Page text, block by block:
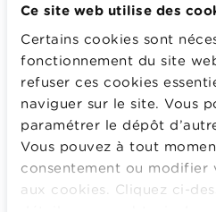
Ce site web utilise des
Certains cookies sont
fonctionnement du site
refuser ces cookies
naviguer sur le site. Vous
paramétrer le dépôt
Vous pouvez à tout
consentement ou modifier
aux cookies. Cliquez ci-
La fiscalité des personnes
mariage jusqu’à
L’impact fiscal pour les
Les enfants à charge
Pouvez-vous prendre
fiscalement que vos